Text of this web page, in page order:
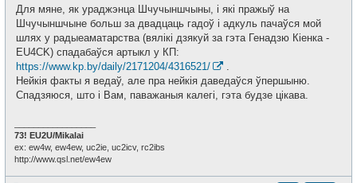
щ
н
Для мяне, як ураджэнца Шчучыншчыны, і які пражыў на
Шчучыншчыне больш за двадцаць гадоў і адкуль пачаўся мой
шлях у радыеаматарства (вялікі дзякуй за гэта Генадзю Кіенка -
EU4CK) спадабаўся артыкл у КП:
https://www.kp.by/daily/2171204/4316521/
Нейкія факты я ведаў, але пра нейкія даведаўся ўпершыню.
Спадзяюся, што і Вам, паважаныя калегі, гэта будзе цікава.
73! EU2U/Mikalai
ex: ew4w, ew4ew, uc2ie, uc2icv, rc2ibs
http://www.qsl.net/ew4ew